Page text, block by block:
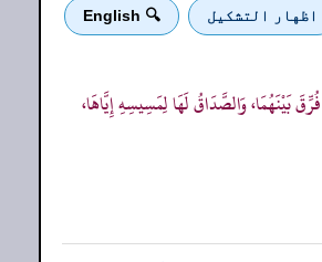
اظهار التشكيل 🔍 English
بَيْنَهُمَا، وَالصَّدَاقُ لَهَا لِمَسِيسِهِ إِيَّاهَا،